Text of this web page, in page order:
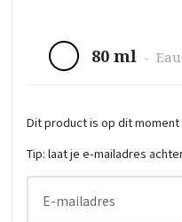
80 ml -
Dit product is op dit
Tip: laat je e-mailadres
E-mailadres